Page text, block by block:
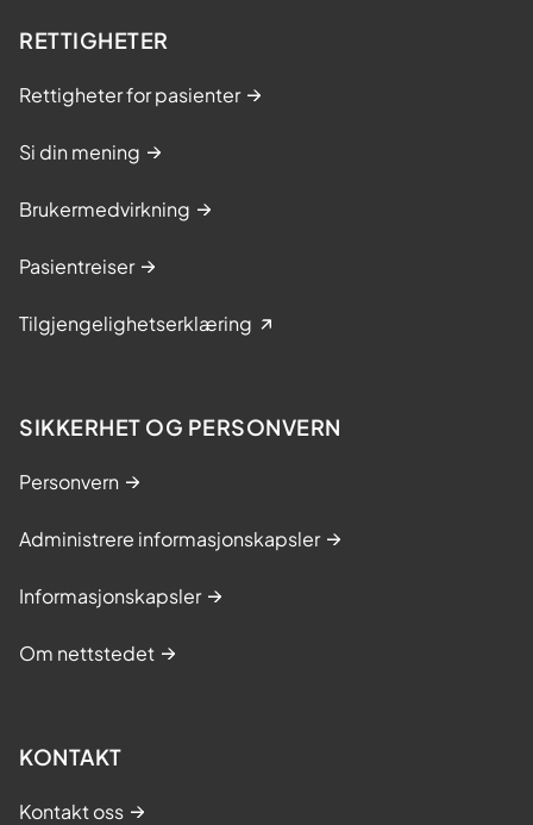
RETTIGHETER
Rettigheter for pasienter
Si din mening
Brukermedvirkning
Pasientreiser
Tilgjengelighetserklæring
SIKKERHET OG PERSONVERN
Personvern
Administrere informasjonskapsler
Informasjonskapsler
Om nettstedet
KONTAKT
Kontakt oss